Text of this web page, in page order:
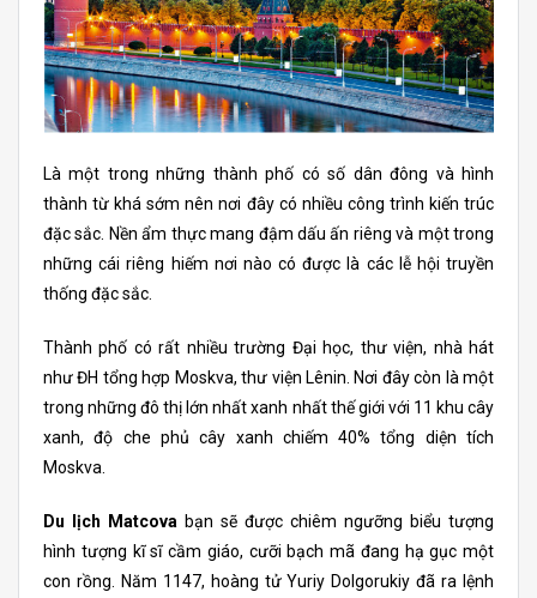
Là một trong những thành phố có số dân đông và hình
thành từ khá sớm nên nơi đây có nhiều công trình kiến trúc
đặc sắc. Nền ẩm thực mang đậm dấu ấn riêng và một trong
những cái riêng hiếm nơi nào có được là các lễ hội truyền
thống đặc sắc.
Thành phố có rất nhiều trường Đại học, thư viện, nhà hát
như ĐH tổng hợp Moskva, thư viện Lênin. Nơi đây còn là một
trong những đô thị lớn nhất xanh nhất thế giới với 11 khu cây
xanh, độ che phủ cây xanh chiếm 40% tổng diện tích
Moskva.
Du lịch Matcova bạn sẽ được chiêm ngưỡng biểu tượng
hình tượng kĩ sĩ cầm giáo, cưỡi bạch mã đang hạ gục một
con rồng. Năm 1147, hoàng tử Yuriy Dolgorukiy đã ra lệnh